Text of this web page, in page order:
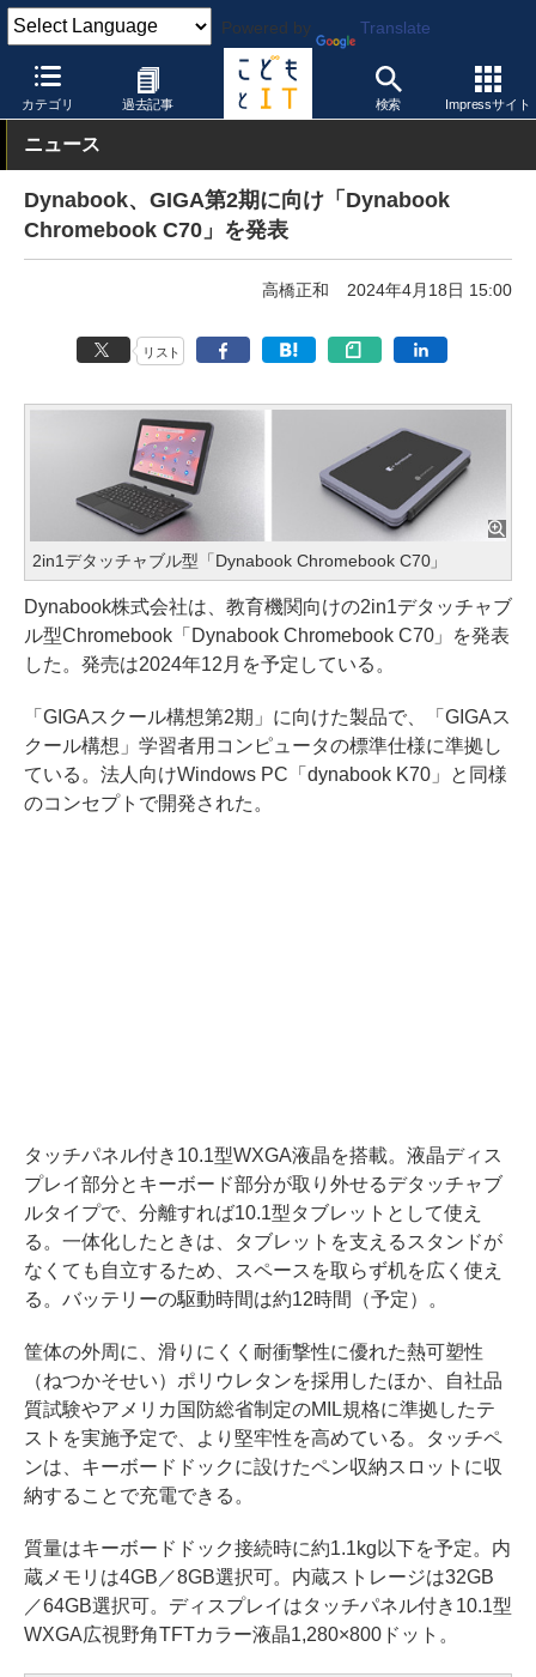
Powered by Translate
カテゴリ 過去記事 検索 Impressサイト
こどもとIT トピック 小中GIGA
ニュース
Dynabook、GIGA第2期に向け「Dynabook
Chromebook C70」を発表
高橋正和 2024年4月18日 15:00
リスト
2in1デタッチャブル型「Dynabook Chromebook C70」
Dynabook株式会社は、教育機関向けの2in1デタッチャブ
ル型Chromebook「Dynabook Chromebook C70」を発表
した。発売は2024年12月を予定している。
「GIGAスクール構想第2期」に向けた製品で、「GIGAス
クール構想」学習者用コンピュータの標準仕様に準拠し
ている。法人向けWindows PC「dynabook K70」と同様
のコンセプトで開発された。
タッチパネル付き10.1型WXGA液晶を搭載。液晶ディス
プレイ部分とキーボード部分が取り外せるデタッチャブ
ルタイプで、分離すれば10.1型タブレットとして使え
る。一体化したときは、タブレットを支えるスタンドが
なくても自立するため、スペースを取らず机を広く使え
る。バッテリーの駆動時間は約12時間（予定）。
筐体の外周に、滑りにくく耐衝撃性に優れた熱可塑性
（ねつかそせい）ポリウレタンを採用したほか、自社品
質試験やアメリカ国防総省制定のMIL規格に準拠したテ
ストを実施予定で、より堅牢性を高めている。タッチペ
ンは、キーボードドックに設けたペン収納スロットに収
納することで充電できる。
質量はキーボードドック接続時に約1.1kg以下を予定。内
蔵メモリは4GB／8GB選択可。内蔵ストレージは32GB
／64GB選択可。ディスプレイはタッチパネル付き10.1型
WXGA広視野角TFTカラー液晶1,280×800ドット。